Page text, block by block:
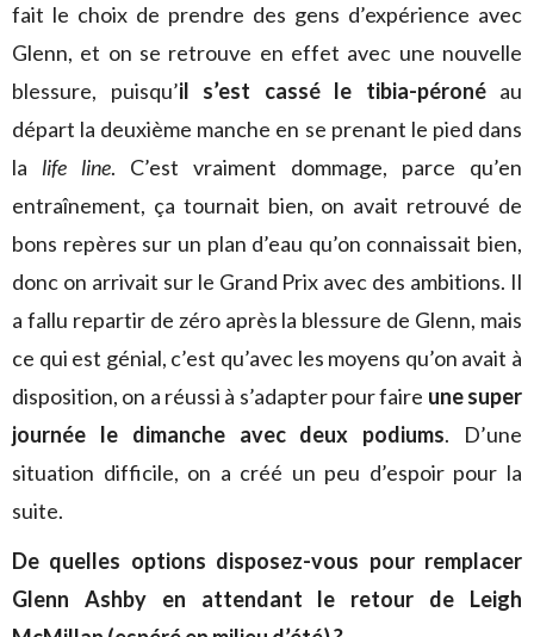
fait le choix de prendre des gens d’expérience avec
Glenn, et on se retrouve en effet avec une nouvelle
blessure, puisqu’il s’est cassé le tibia-péronéau
départ la deuxième manche en se prenant le pied dans
la life line. C’est vraiment dommage, parce qu’en
entraînement, ça tournait bien, on avait retrouvé de
bons repères sur un plan d’eau qu’on connaissait bien,
donc on arrivait sur le Grand Prix avec des ambitions. Il
a fallu repartir de zéro après la blessure de Glenn, mais
ce qui est génial, c’est qu’avec les moyens qu’on avait à
disposition, on a réussi à s’adapter pour faire une super
journée le dimanche avec deux podiums. D’une
situation difficile, on a créé un peu d’espoir pour la
suite.
De quelles options disposez-vous pour remplacer
Glenn Ashby en attendant le retour de Leigh